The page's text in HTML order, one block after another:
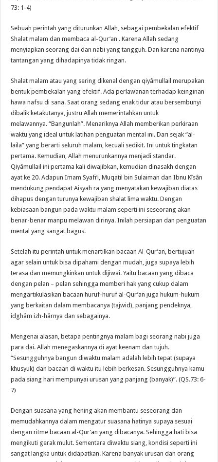
73: 1-4)
Sebuah perintah yang diturunkan Allah, sebagai pembekalan efektif
Shalat malam dan membaca al-Qur’an . Karena Allah sedang
menyiapkan seorang dai dan nabi yang tangguh. Dan karena nantinya
tantangan yang dihadapinya tidak ringan.
Shalat malam atau yang sering dikenal dengan qiyâmullail merupakan
bentuk pembekalan yang efektif. Ada perlawanan terhadap keinginan
hawa nafsu di sana. Saat orang sedang enak tidur atau bersembunyi
dibalik ketakutanya, justru Allah memerintahkan untuk
melawannya. “Bangunlah”. Menariknya Allah memberikan perkiraan
waktu yang ideal untuk latihan penguatan mental ini. Dari sejak “al-
laila” yang berarti seluruh malam, kecuali sedikit. Ini untuk tingkatan
pertama. Kemudian, Allah menurunkannya menjadi standar.
Qiyâmullail ini pertama kali diwajibkan, kemudian dinasakh dengan
ayat ke 20. Adapun Imam Syafi’i, Muqatil bin Sulaiman dan Ibnu Kîsân
mendukung pendapat Aisyah ra yang menyatakan kewajiban diatas
dihapus dengan turunya kewajiban shalat lima waktu. Dengan
kebiasaan bangun pada waktu malam seperti ini seseorang akan
benar-benar manpu melawan dirinya. Inilah persiapan dan penguatan
mental yang sangat bagus.
Setelah itu perintah untuk menartilkan bacaan Al-Qur’an, bertujuan
agar selain untuk bisa dipahami dengan mudah, juga supaya lebih
terasa dan memungkinkan untuk dijiwai. Yaitu bacaan yang dibaca
dengan pelan – pelan sehingga memberi hak yang cukup dalam
mengartikulasikan bacaan huruf-huruf al-Qur’an juga hukum-hukum
yang berkaitan dalam membacanya (tajwid), panjang pendeknya,
idghâm izh-hârnya dan sebagainya.
Mengenai alasan, betapa pentingnya malam bagi seorang nabi juga
para dai. Allah menegaskannya di ayat keenam dan tujuh.
“Sesungguhnya bangun diwaktu malam adalah lebih tepat (supaya
khusyuk) dan bacaan di waktu itu lebih berkesan. Sesungguhnya kamu
pada siang hari mempunyai urusan yang panjang (banyak)”. (QS.73: 6-
7)
Dengan suasana yang hening akan membantu seseorang dan
memudahkannya dalam mengatur suasana hatinya supaya sesuai
dengan ritme bacaan al-Qur’an yang dibacanya. Sehingga hati bisa
mengikuti gerak mulut. Sementara diwaktu siang, kondisi seperti ini
sangat langka untuk didapatkan. Karena banyak urusan dan orang